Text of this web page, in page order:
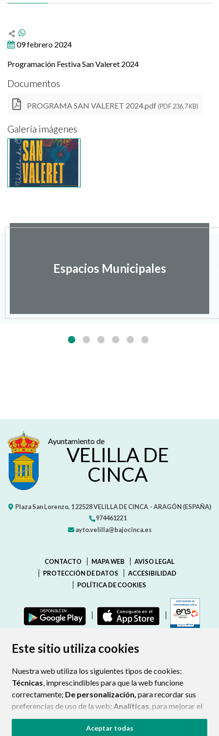
Este sitio utiliza cookies
Nuestra web utiliza los siguientes tipos de cookies:
Técnicas, imprescindibles para que la web funcione
correctamente; De personalización, para recordar sus
preferencias de uso de la web; Analíticas, para mejorar el
funcionamiento de la web y sus servicios.
Aceptar todas
09 febrero 2024
Programación Festiva San Valeret 2024
Documentos
PROGRAMA SAN VALERET 2024.pdf(PDF 236,7 KB)
Galería imágenes
Espacios Municipales
Ayuntamiento de
VELILLA DE
CINCA
Plaza San Lorenzo, 122528VELILLA DE CINCA - ARAGÓN (ESPAÑA)
974461221
ayto.velilla@bajocinca.es
CONTACTO MAPA WEB
AVISO LEGAL
PROTECCIÓN DE DATOS
ACCESIBILIDAD
POLÍTICA DE COOKIES